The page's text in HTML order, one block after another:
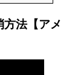
方法【アメ